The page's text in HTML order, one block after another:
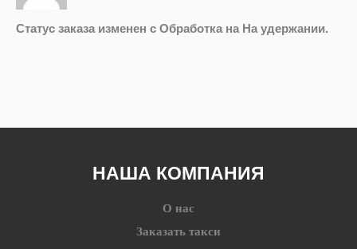
Статус заказа изменен с Обработка на На удержании.
НАША КОМПАНИЯ
О нас
Заказать такси